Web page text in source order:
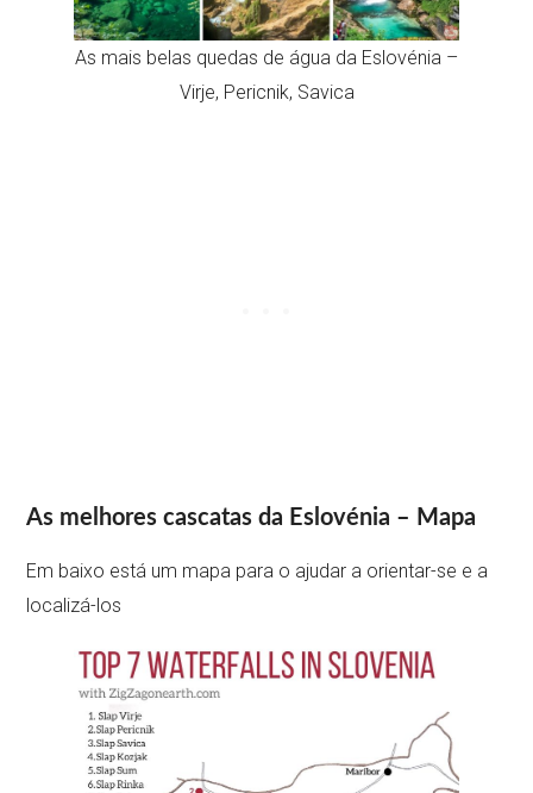
As mais belas quedas de água da Eslovénia –
Virje, Pericnik, Savica
As melhores cascatas da Eslovénia – Mapa
Em baixo está um mapa para o ajudar a orientar-se e a
localizá-los